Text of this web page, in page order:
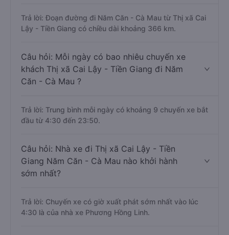
Trả lời: Đoạn đường đi Năm Căn - Cà Mau từ Thị xã Cai
Lậy - Tiền Giang có chiều dài khoảng 366 km.
Câu hỏi: Mỗi ngày có bao nhiêu chuyến xe
khách Thị xã Cai Lậy - Tiền Giang đi Năm
Căn - Cà Mau ?
Trả lời: Trung bình mỗi ngày có khoảng 9 chuyến xe bắt
đầu từ 4:30 đến 23:50.
Câu hỏi: Nhà xe đi Thị xã Cai Lậy - Tiền
Giang Năm Căn - Cà Mau nào khởi hành
sớm nhất?
Trả lời: Chuyến xe có giờ xuất phát sớm nhất vào lúc
4:30 là của nhà xe Phương Hồng Linh.